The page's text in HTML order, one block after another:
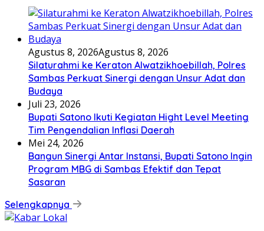
Agustus 8, 2026Agustus 8, 2026
Silaturahmi ke Keraton Alwatzikhoebillah, Polres
Sambas Perkuat Sinergi dengan Unsur Adat dan
Budaya
Juli 23, 2026
Bupati Satono Ikuti Kegiatan Hight Level Meeting
Tim Pengendalian Inflasi Daerah
Mei 24, 2026
Bangun Sinergi Antar Instansi, Bupati Satono Ingin
Program MBG di Sambas Efektif dan Tepat
Sasaran
Selengkapnya